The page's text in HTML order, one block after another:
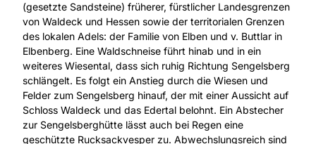
(gesetzte Sandsteine) früherer, fürstlicher Landesgrenzen
von Waldeck und Hessen sowie der territorialen Grenzen
des lokalen Adels: der Familie von Elben und v. Buttlar in
Elbenberg. Eine Waldschneise führt hinab und in ein
weiteres Wiesental, dass sich ruhig Richtung Sengelsberg
schlängelt. Es folgt ein Anstieg durch die Wiesen und
Felder zum Sengelsberg hinauf, der mit einer Aussicht auf
Schloss Waldeck und das Edertal belohnt. Ein Abstecher
zur Sengelsberghütte lässt auch bei Regen eine
geschützte Rucksackvesper zu. Abwechslungsreich sind